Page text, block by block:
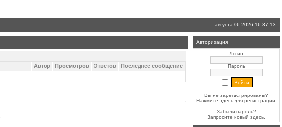
августа 06 2026 16:37:13
Автор Просмотров Ответов
Последнее сообщение
Авторизация
Логин
Пароль
Вы не зарегистрированы?
Нажмите здесьдля регистрации.
Забыли пароль?
Запросите новый здесь.